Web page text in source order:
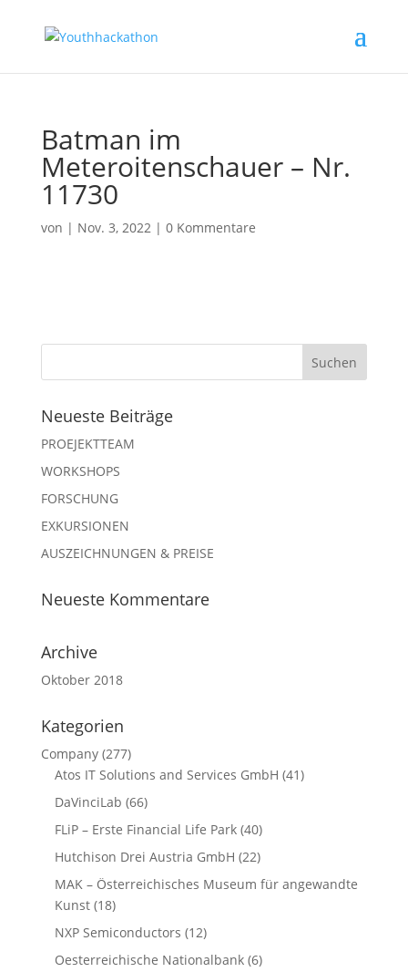
Batman im
Meteroitenschauer – Nr.
11730
von | Nov. 3, 2022| 0 Kommentare
Neueste Beiträge
PROEJEKTTEAM
WORKSHOPS
FORSCHUNG
EXKURSIONEN
AUSZEICHNUNGEN & PREISE
Neueste Kommentare
Archive
Oktober 2018
Kategorien
Company(277)
Atos IT Solutions and Services GmbH (41)
DaVinciLab (66)
FLiP – Erste Financial Life Park(40)
Hutchison Drei Austria GmbH (22)
MAK – Österreichisches Museum für angewandte
Kunst(18)
NXP Semiconductors (12)
Oesterreichische Nationalbank(6)